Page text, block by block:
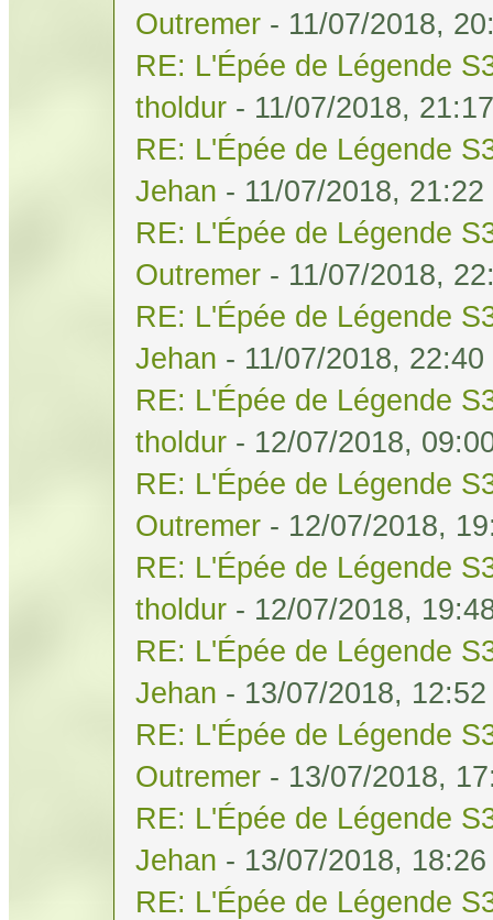
Outremer - 11/07/2018,
RE: L'Épée de Légende
tholdur - 11/07/2018, 21:17
RE: L'Épée de Légende
Jehan - 11/07/2018, 21:22
RE: L'Épée de Légende
Outremer - 11/07/2018,
RE: L'Épée de Légende
Jehan - 11/07/2018, 22:40
RE: L'Épée de Légende
tholdur - 12/07/2018,
RE: L'Épée de Légende
Outremer - 12/07/2018,
RE: L'Épée de Légende
tholdur - 12/07/2018,
RE: L'Épée de Légende
Jehan - 13/07/2018, 12:52
RE: L'Épée de Légende
Outremer - 13/07/2018,
RE: L'Épée de Légende
Jehan - 13/07/2018, 18:26
RE: L'Épée de Légende